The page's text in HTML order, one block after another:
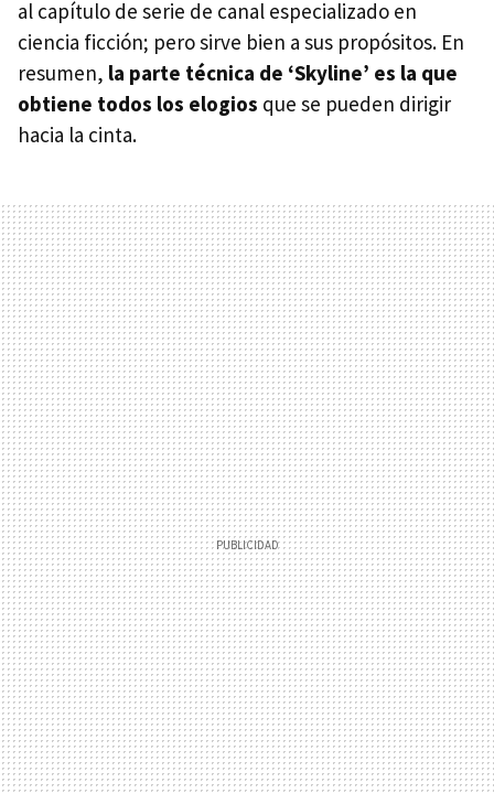
al capítulo de serie de canal especializado en
ciencia ficción; pero sirve bien a sus propósitos. En
resumen, la parte técnica de ‘Skyline’ es la que
obtiene todos los elogios que se pueden dirigir
hacia la cinta.